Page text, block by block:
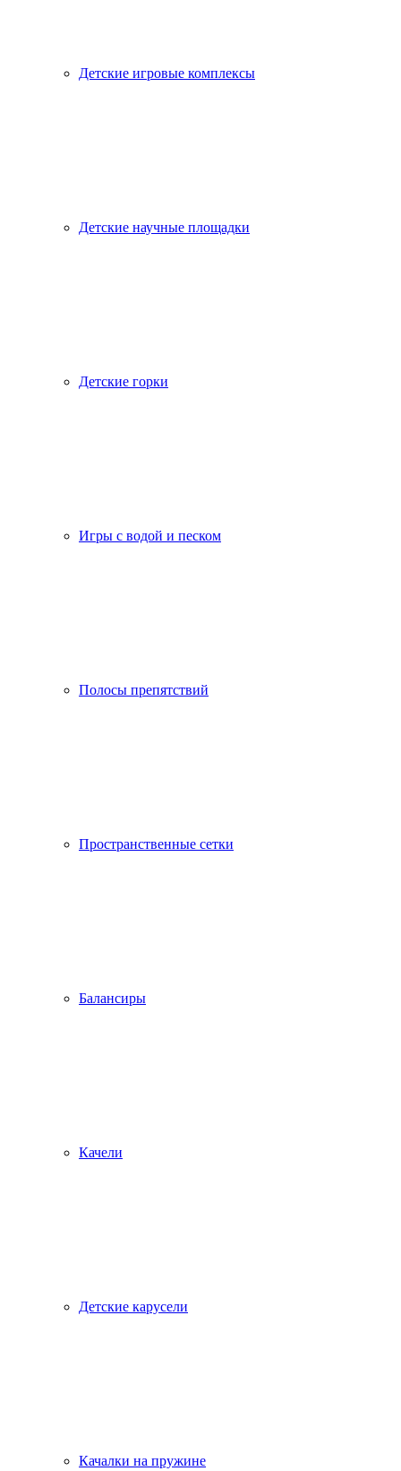
Детские игровые комплексы
Детские научные площадки
Детские горки
Игры с водой и песком
Полосы препятствий
Пространственные сетки
Балансиры
Качели
Детские карусели
Качалки на пружине